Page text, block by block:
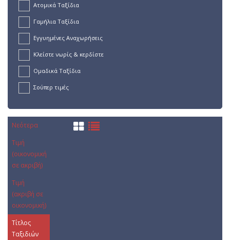
Ατομικά Ταξίδια
Γαμήλια Ταξίδια
Εγγυημένες Αναχωρήσεις
Κλείστε νωρίς & κερδίστε
Ομαδικά Ταξίδια
Σούπερ τιμές
Νεότερα
Τιμή
(οικονομική
σε ακριβή)
Τιμή
(ακριβή σε
οικονομική)
Τίτλος
Ταξιδιών